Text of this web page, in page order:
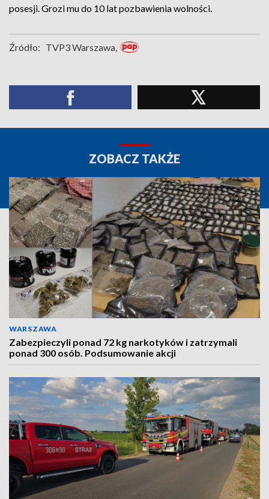
posesji. Grozi mu do 10 lat pozbawienia wolności.
Źródło: TVP3 Warszawa,
ZOBACZ TAKŻE
WARSZAWA
Zabezpieczyli ponad 72 kg narkotyków i zatrzymali
ponad 300 osób. Podsumowanie akcji